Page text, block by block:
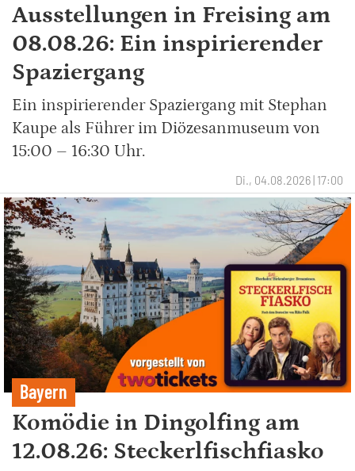
Ausstellungen in Freising am
08.08.26: Ein inspirierender
Spaziergang
Ein inspirierender Spaziergang mit Stephan
Kaupe als Führer im Diözesanmuseum von
15:00 – 16:30 Uhr.
Di., 04.08.2026 | 17:00
Bayern
Komödie in Dingolfing am
12.08.26: Steckerlfischfiasko